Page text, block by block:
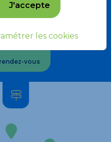
40 01 11
vous
J'accepte
les cookies